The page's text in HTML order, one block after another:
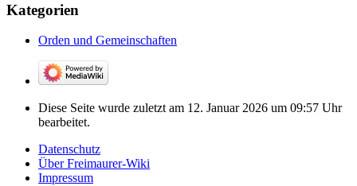
Kategorien
Orden und Gemeinschaften
Diese Seite wurde zuletzt am 12. Januar 2026 um 09:57 Uhr
bearbeitet.
Datenschutz
Über Freimaurer-Wiki
Impressum